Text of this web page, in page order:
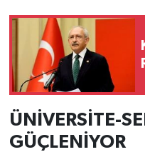
ÜNİVERSİTE-
GÜÇLENİYOR